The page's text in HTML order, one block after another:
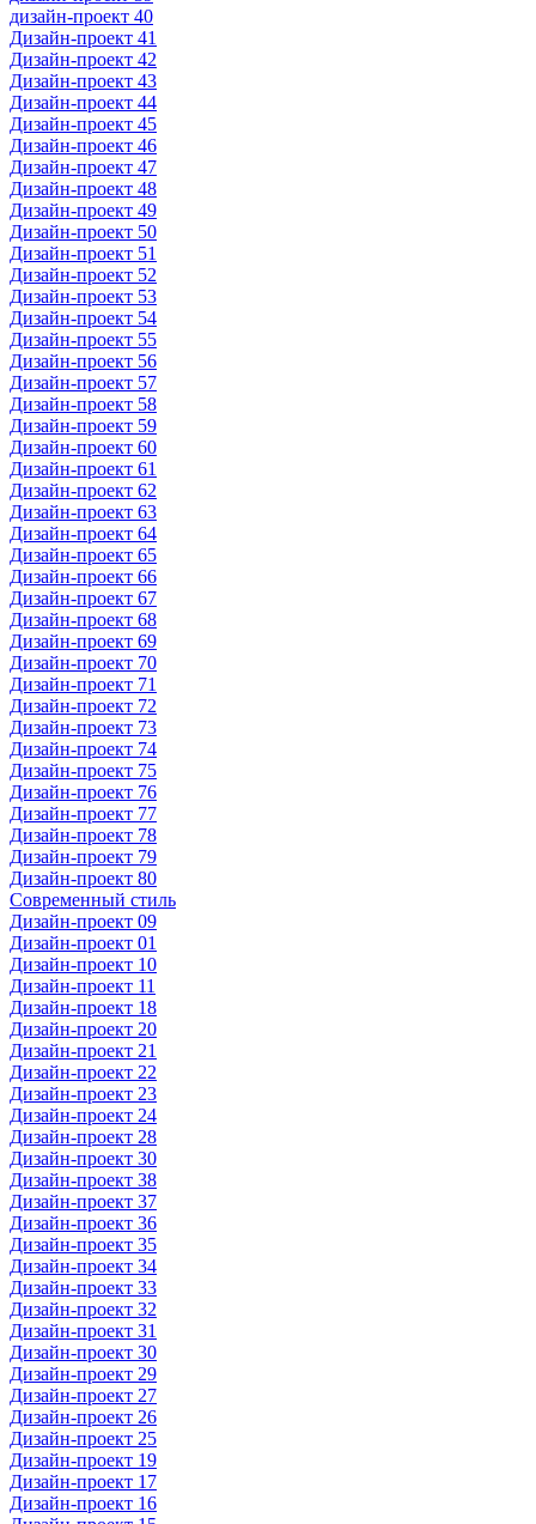
дизайн-проект 40
Дизайн-проект 41
Дизайн-проект 42
Дизайн-проект 43
Дизайн-проект 44
Дизайн-проект 45
Дизайн-проект 46
Дизайн-проект 47
Дизайн-проект 48
Дизайн-проект 49
Дизайн-проект 50
Дизайн-проект 51
Дизайн-проект 52
Дизайн-проект 53
Дизайн-проект 54
Дизайн-проект 55
Дизайн-проект 56
Дизайн-проект 57
Дизайн-проект 58
Дизайн-проект 59
Дизайн-проект 60
Дизайн-проект 61
Дизайн-проект 62
Дизайн-проект 63
Дизайн-проект 64
Дизайн-проект 65
Дизайн-проект 66
Дизайн-проект 67
Дизайн-проект 68
Дизайн-проект 69
Дизайн-проект 70
Дизайн-проект 71
Дизайн-проект 72
Дизайн-проект 73
Дизайн-проект 74
Дизайн-проект 75
Дизайн-проект 76
Дизайн-проект 77
Дизайн-проект 78
Дизайн-проект 79
Дизайн-проект 80
Современный стиль
Дизайн-проект 09
Дизайн-проект 01
Дизайн-проект 10
Дизайн-проект 11
Дизайн-проект 18
Дизайн-проект 20
Дизайн-проект 21
Дизайн-проект 22
Дизайн-проект 23
Дизайн-проект 24
Дизайн-проект 28
Дизайн-проект 30
Дизайн-проект 38
Дизайн-проект 37
Дизайн-проект 36
Дизайн-проект 35
Дизайн-проект 34
Дизайн-проект 33
Дизайн-проект 32
Дизайн-проект 31
Дизайн-проект 30
Дизайн-проект 29
Дизайн-проект 27
Дизайн-проект 26
Дизайн-проект 25
Дизайн-проект 19
Дизайн-проект 17
Дизайн-проект 16